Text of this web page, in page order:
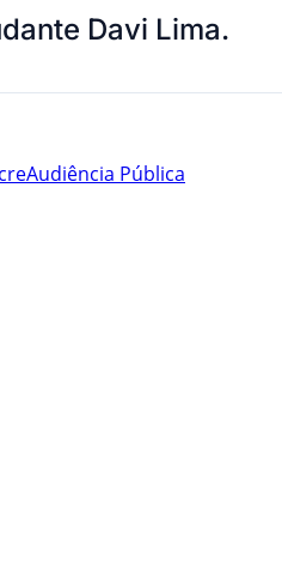
Davi Lima.
Audiência Pública